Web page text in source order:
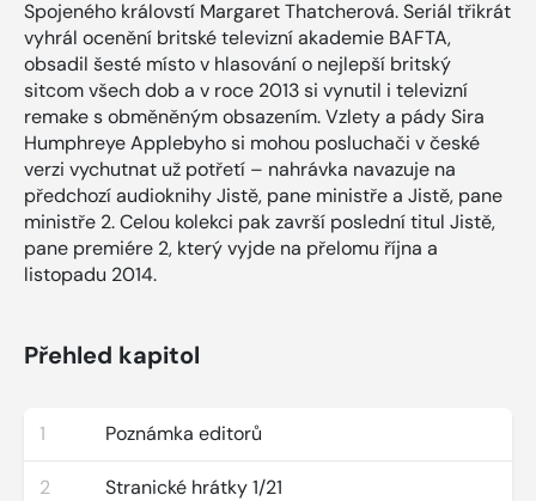
Spojeného královstí Margaret Thatcherová. Seriál třikrát
vyhrál ocenění britské televizní akademie BAFTA,
obsadil šesté místo v hlasování o nejlepší britský
sitcom všech dob a v roce 2013 si vynutil i televizní
remake s obměněným obsazením. Vzlety a pády Sira
Humphreye Applebyho si mohou posluchači v české
verzi vychutnat už potřetí – nahrávka navazuje na
předchozí audioknihy Jistě, pane ministře a Jistě, pane
ministře 2. Celou kolekci pak završí poslední titul Jistě,
pane premiére 2, který vyjde na přelomu října a
listopadu 2014.
Přehled kapitol
1 Poznámka editorů
2 Stranické hrátky 1/21